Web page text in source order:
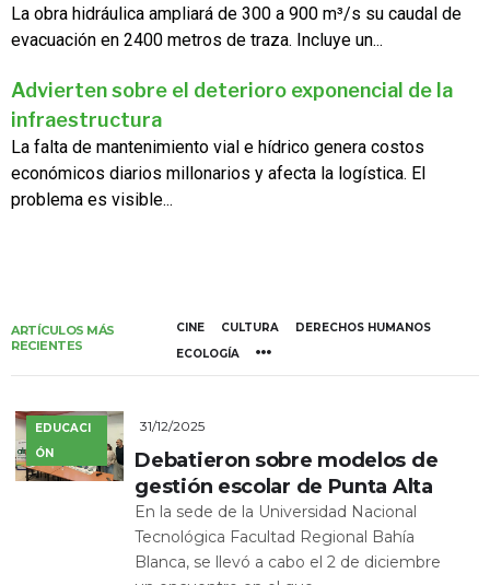
La obra hidráulica ampliará de 300 a 900 m³/s su caudal de
evacuación en 2400 metros de traza. Incluye un...
Advierten sobre el deterioro exponencial de la
infraestructura
La falta de mantenimiento vial e hídrico genera costos
económicos diarios millonarios y afecta la logística. El
problema es visible...
ARTÍCULOS MÁS
RECIENTES
CINE CULTURA
DERECHOS HUMANOS
ECOLOGÍA
EDUCACI
ÓN
31/12/2025
Debatieron sobre modelos de
gestión escolar de Punta Alta
En la sede de la Universidad Nacional
Tecnológica Facultad Regional Bahía
Blanca, se llevó a cabo el 2 de diciembre